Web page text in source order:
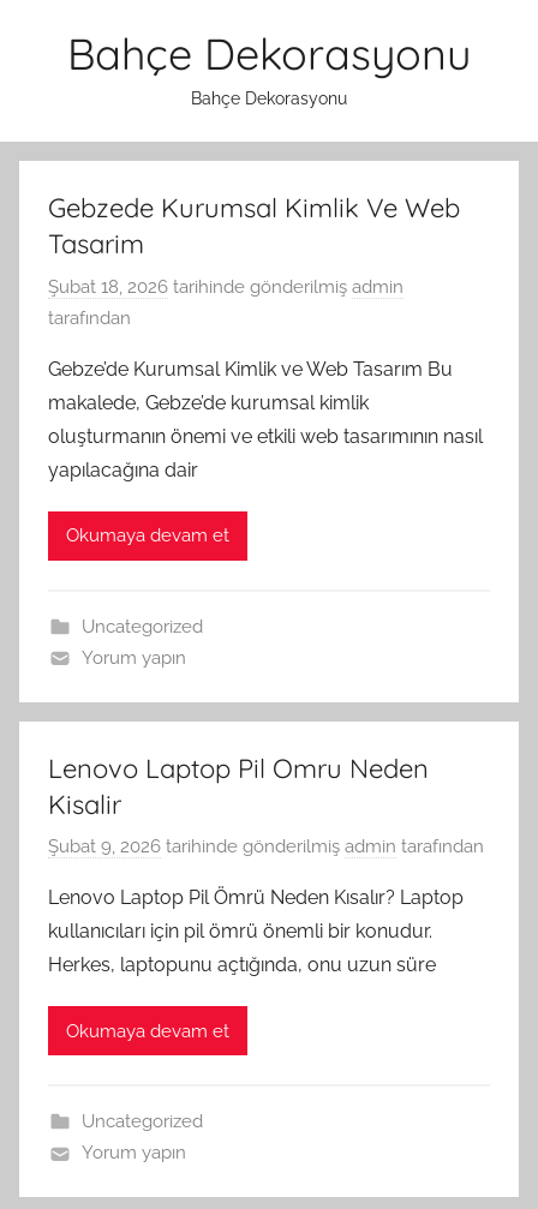
Bahçe Dekorasyonu
Bahçe Dekorasyonu
Gebzede Kurumsal Kimlik Ve Web
Tasarim
Şubat 18, 2026 tarihinde gönderilmiş admin
tarafından
Gebze’de Kurumsal Kimlik ve Web Tasarım Bu
makalede, Gebze’de kurumsal kimlik
oluşturmanın önemi ve etkili web tasarımının nasıl
yapılacağına dair
Okumaya devam et
Uncategorized
Yorum yapın
Lenovo Laptop Pil Omru Neden
Kisalir
Şubat 9, 2026 tarihinde gönderilmiş admin tarafından
Lenovo Laptop Pil Ömrü Neden Kısalır? Laptop
kullanıcıları için pil ömrü önemli bir konudur.
Herkes, laptopunu açtığında, onu uzun süre
Okumaya devam et
Uncategorized
Yorum yapın